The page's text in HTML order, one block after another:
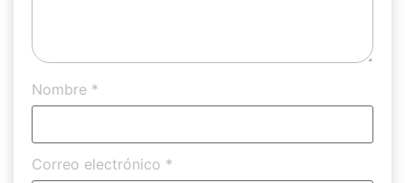
Nombre *
Correo electrónico *